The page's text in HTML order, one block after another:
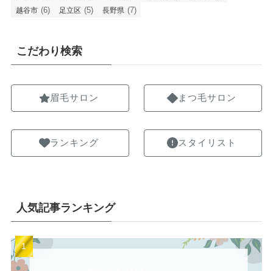
越谷市 (6) 足立区 (5) 長野県 (7)
こだわり検索
眉毛サロン
ランキング
まつ毛サロン
スタイリスト
人気記事ランキング